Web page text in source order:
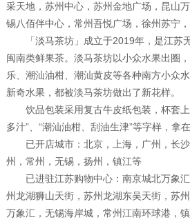
采天地，苏州中心，苏州金地广场，昆山
锡八佰伴中心，常州吾悦广场，徐州苏宁
「淡马茶坊」成立于2019年，是江苏
闽南类鲜果茶。淡马茶坊以小众水果出圈
乐、潮汕油柑、潮汕黄皮等各种南方小众
新奇水果，都被淡马茶坊做出了新花样。
饮品包装采用复古牛皮纸包装，杯套上
多汁”、“潮汕油柑、刮油生津”等字样，拿
已开店城市：北京，上海，广州，长沙
州，常州，无锡，扬州，镇江等
已进驻江苏购物中心：南京城北万象汇
州龙湖狮山天街，苏州龙湖东吴天街，苏
万象汇，无锡海岸城，常州江南环球港，